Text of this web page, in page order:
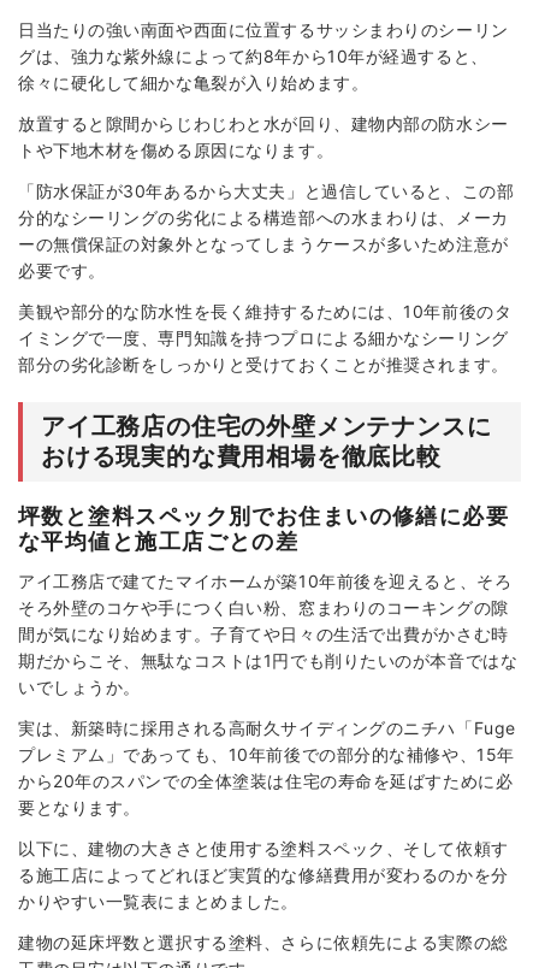
日当たりの強い南面や西面に位置するサッシまわりのシーリン
グは、強力な紫外線によって約8年から10年が経過すると、
徐々に硬化して細かな亀裂が入り始めます。
放置すると隙間からじわじわと水が回り、建物内部の防水シー
トや下地木材を傷める原因になります。
「防水保証が30年あるから大丈夫」と過信していると、この部
分的なシーリングの劣化による構造部への水まわりは、メーカ
ーの無償保証の対象外となってしまうケースが多いため注意が
必要です。
美観や部分的な防水性を長く維持するためには、10年前後のタ
イミングで一度、専門知識を持つプロによる細かなシーリング
部分の劣化診断をしっかりと受けておくことが推奨されます。
アイ工務店の住宅の外壁メンテナンスに
おける現実的な費用相場を徹底比較
坪数と塗料スペック別でお住まいの修繕に必要
な平均値と施工店ごとの差
アイ工務店で建てたマイホームが築10年前後を迎えると、そろ
そろ外壁のコケや手につく白い粉、窓まわりのコーキングの隙
間が気になり始めます。子育てや日々の生活で出費がかさむ時
期だからこそ、無駄なコストは1円でも削りたいのが本音ではな
いでしょうか。
実は、新築時に採用される高耐久サイディングのニチハ「Fuge
プレミアム」であっても、10年前後での部分的な補修や、15年
から20年のスパンでの全体塗装は住宅の寿命を延ばすために必
要となります。
以下に、建物の大きさと使用する塗料スペック、そして依頼す
る施工店によってどれほど実質的な修繕費用が変わるのかを分
かりやすい一覧表にまとめました。
建物の延床坪数と選択する塗料、さらに依頼先による実際の総